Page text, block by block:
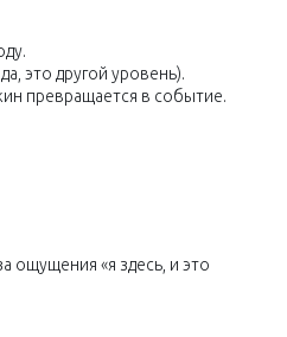
это другой уровень).
превращается в событие.
ощущения «я здесь, и это